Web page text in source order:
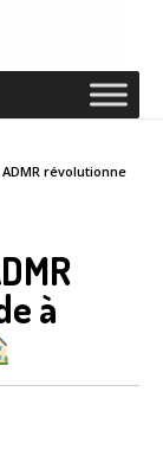
révolutionne
à